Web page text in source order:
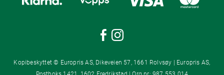
Kopibeskyttet © Europris AS, Dikeveien 57, 1661 Rolvsøy | Europris AS,